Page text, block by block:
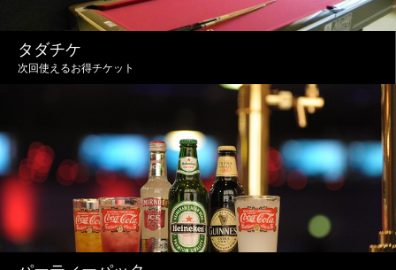
タダチケ
次回使えるお得チケット